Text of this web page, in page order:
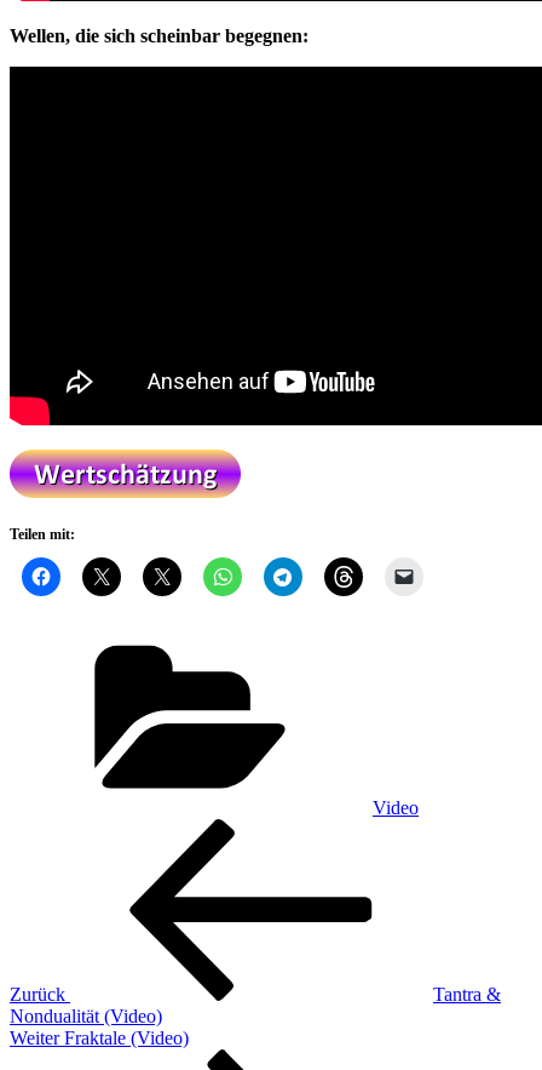
Wellen, die sich scheinbar begegnen:
Teilen mit:
Video
Beitragsnavigation
Zurück
Tantra &
Nondualität (Video)
Nächster
Weiter Fraktale (Video)